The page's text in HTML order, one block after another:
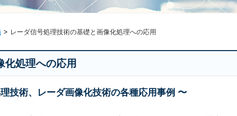
レーダ信号処理技術の基礎と画像化処理への応用
化処理への応用
技術、レーダ画像化技術の各種応用事例 〜